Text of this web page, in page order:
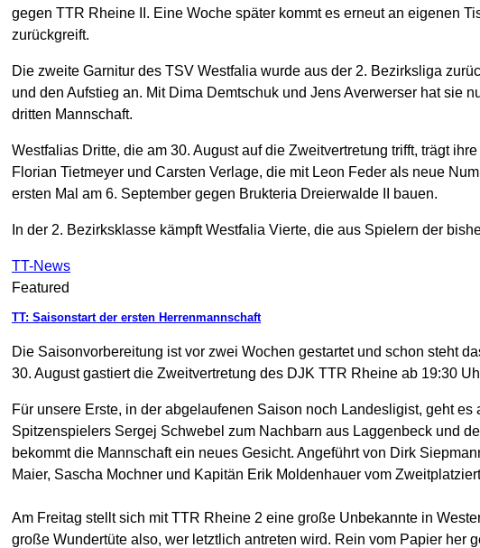
gegen TTR Rheine II. Eine Woche später kommt es erneut an eigenen
zurückgreift.
Die zweite Garnitur des TSV Westfalia wurde aus der 2. Bezirksliga
und den Aufstieg an. Mit Dima Demtschuk und Jens Averwerser hat sie
dritten Mannschaft.
Westfalias Dritte, die am 30. August auf die Zweitvertretung trifft, trägt
Florian Tietmeyer und Carsten Verlage, die mit Leon Feder als neue
ersten Mal am 6. September gegen Brukteria Dreierwalde II bauen.
In der 2. Bezirksklasse kämpft Westfalia Vierte, die aus Spielern der
TT-News
Featured
TT: Saisonstart der ersten Herrenmannschaft
Die Saisonvorbereitung ist vor zwei Wochen gestartet und schon steht
30. August gastiert die Zweitvertretung des DJK TTR Rheine ab 19:30
Für unsere Erste, in der abgelaufenen Saison noch Landesligist, geht
Spitzenspielers Sergej Schwebel zum Nachbarn aus Laggenbeck und
bekommt die Mannschaft ein neues Gesicht. Angeführt von Dirk
Maier, Sascha Mochner und Kapitän Erik Moldenhauer vom
Am Freitag stellt sich mit TTR Rheine 2 eine große Unbekannte in
große Wundertüte also, wer letztlich antreten wird. Rein vom Papier her